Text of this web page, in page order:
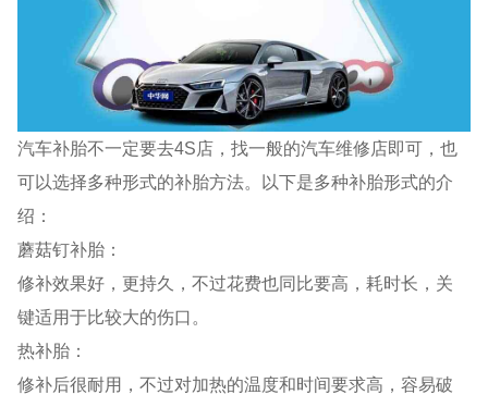
汽车补胎不一定要去4S店，找一般的汽车维修店即可，也
可以选择多种形式的补胎方法。以下是多种补胎形式的介
绍：
蘑菇钉补胎：
修补效果好，更持久，不过花费也同比要高，耗时长，关
键适用于比较大的伤口。
热补胎：
修补后很耐用，不过对加热的温度和时间要求高，容易破